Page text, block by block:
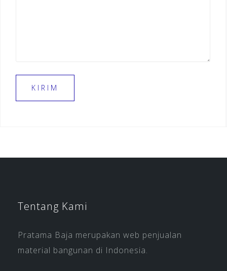
Tentang Kami
Pratama Baja merupakan web penjualan
material bangunan di Indonesia.